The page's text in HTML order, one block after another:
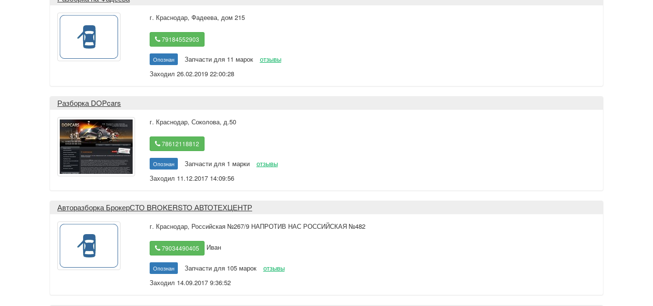
г. Краснодар, Фадеева, дом 215
79184552903
Опознан Запчасти для 11 марок
отзывы
Заходил 26.02.2019 22:00:28
Разборка DOPcars
г. Краснодар, Соколова, д.50
78612118812
Опознан Запчасти для 1 марки
отзывы
Заходил 11.12.2017 14:09:56
Авторазборка БрокерСТО BROKERSTO АВТОТЕХЦЕНТР
г. Краснодар, Российская №267/9 НАПРОТИВ НАС РОССИЙСКАЯ №482
79034490405 Иван
Опознан Запчасти для 105 марок
отзывы
Заходил 14.09.2017 9:36:52